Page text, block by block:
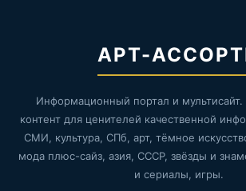
АРТ-
Информационный портал и
контент для ценителей качественной
СМИ, культура, СПб, арт, тёмное
мода плюс-сайз, азия, СССР, звёзды и
и сериалы, игры.